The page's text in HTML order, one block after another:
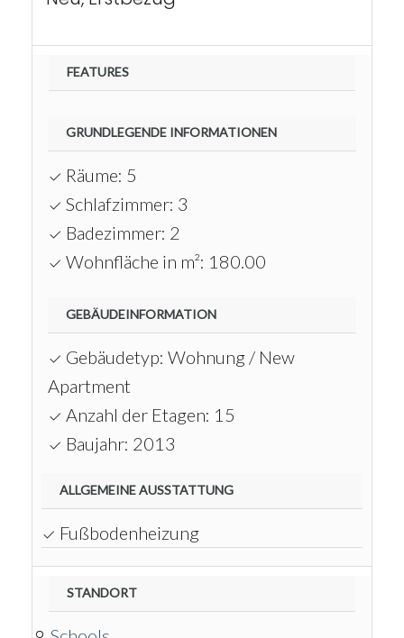
FEATURES
GRUNDLEGENDE INFORMATIONEN
Räume: 5
Schlafzimmer: 3
Badezimmer: 2
Wohnfläche in m²: 180.00
GEBÄUDEINFORMATION
Gebäudetyp: Wohnung / New
Apartment
Anzahl der Etagen: 15
Baujahr: 2013
ALLGEMEINE AUSSTATTUNG
Fußbodenheizung
STANDORT